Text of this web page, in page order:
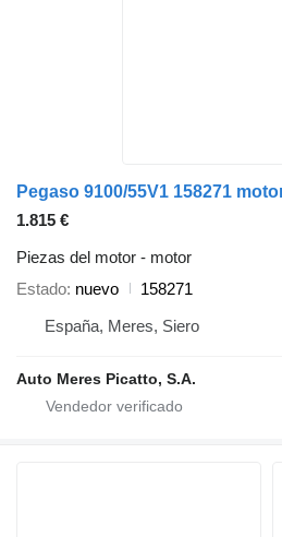
1.815 €
Piezas del motor - motor
Estado nuevo
158271
España, Meres, Siero
Auto Meres Picatto, S.A.